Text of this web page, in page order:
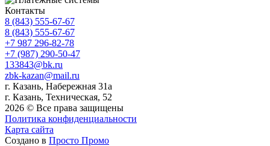
Контакты
8 (843) 555-67-67
8 (843) 555-67-67
+7 987 296-82-78
+7 (987) 290-50-47
133843@bk.ru
zbk-kazan@mail.ru
г. Казань, Набережная 31а
г. Казань, Техническая, 52
2026 © Все права защищены
Политика конфиденциальности
Карта сайта
Создано в Просто Промо